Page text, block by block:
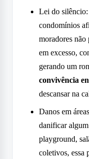
Lei do silêncio:
condomínios
moradores
em excesso,
gerando um
convivência
descansar na
Danos em
danificar
playground,
coletivos, essa